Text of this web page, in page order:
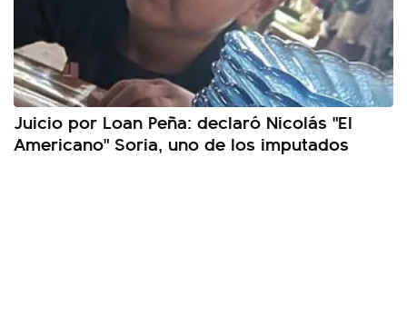
Juicio por Loan Peña: declaró Nicolás "El
Americano" Soria, uno de los imputados